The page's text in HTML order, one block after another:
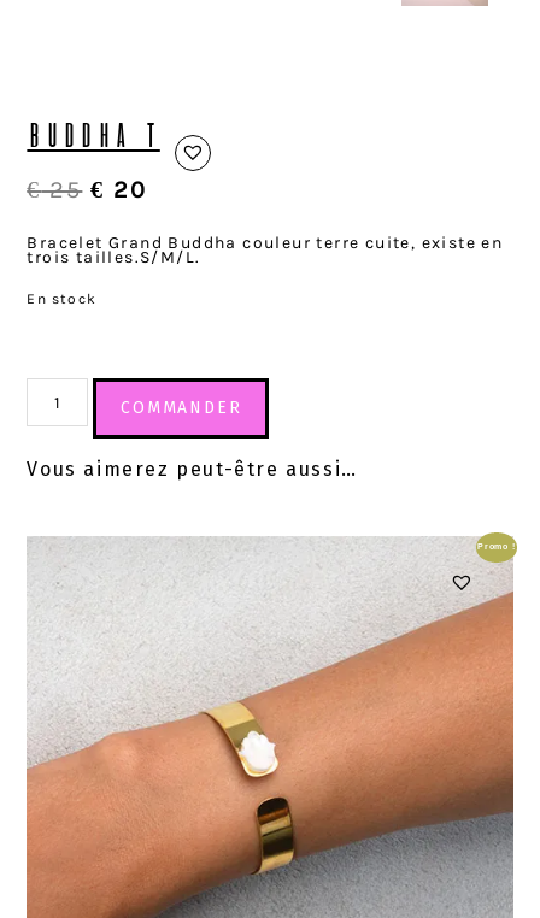
BUDDHA T
€25 € 20
Bracelet Grand Buddha couleur terre cuite, existe en
trois tailles.S/M/L.
En stock
COMMANDER
Vous aimerez peut-être aussi…
Promo !